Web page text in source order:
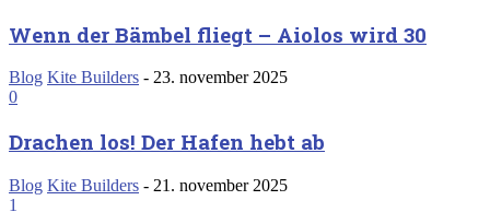
Wenn der Bämbel fliegt – Aiolos wird 30
Blog Kite Builders - 23. november 2025
0
Drachen los! Der Hafen hebt ab
Blog Kite Builders - 21. november 2025
1